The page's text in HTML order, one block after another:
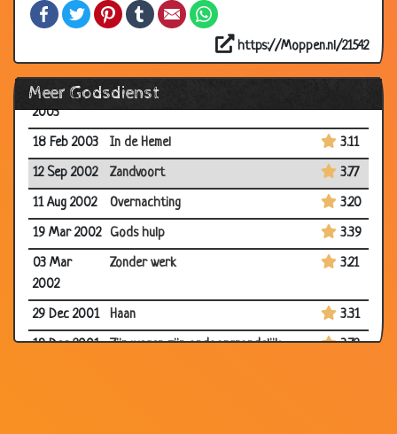
FacebookTwitterPinterestTumblrEmail
https://Moppen.nl/21542
Meer Godsdienst
16 Mar
2006
De nieuwe pastoor
24 Jun 2003 De blanke pastoor
3.61
02 Mar
2003
In de trein
18 Feb 2003 In de Hemel
3.11
12 Sep 2002
Zandvoort
3.77
11 Aug 2002
Overnachting
3.20
19 Mar 2002
Gods hulp
3.39
03 Mar
2002
Zonder werk 3.21
29 Dec 2001 Haan
3.31
19 Dec 2001
Zijn wegen zijn ondoorgrondelijk
3.72